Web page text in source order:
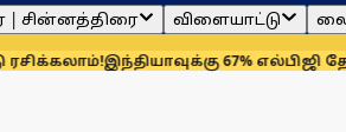
| சின்னத்திரை விளையாட்டு
இந்தியாவுக்கு 67% எல்பிஜி